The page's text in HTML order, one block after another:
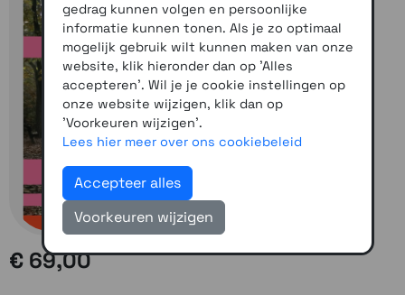
€ 69,00
gedrag kunnen volgen en persoonlijke
informatie kunnen tonen. Als je zo optimaal
mogelijk gebruik wilt kunnen maken van onze
website, klik hieronder dan op 'Alles
accepteren'. Wil je je cookie instellingen op
onze website wijzigen, klik dan op
'Voorkeuren wijzigen'.
Lees hier meer over ons cookiebeleid
Accepteer alles
Voorkeuren wijzigen